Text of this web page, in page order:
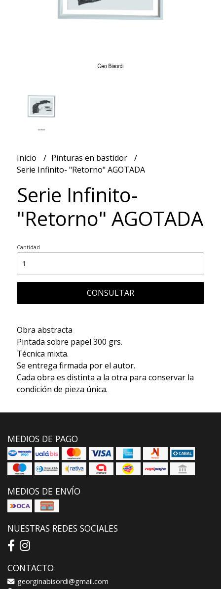
Inicio
Pinturas en bastidor
Serie Infinito- "Retorno" AGOTADA
Serie Infinito-
"Retorno" AGOTADA
Cantidad
CONSULTAR
Obra abstracta
Pintada sobre papel 300 grs.
Técnica mixta.
Se entrega firmada por el autor.
Cada obra es distinta a la otra para conservar la
condición de pieza única.
MEDIOS DE PAGO
MEDIOS DE ENVÍO
NUESTRAS REDES SOCIALES
CONTACTO
georginabisordi@gmail.com